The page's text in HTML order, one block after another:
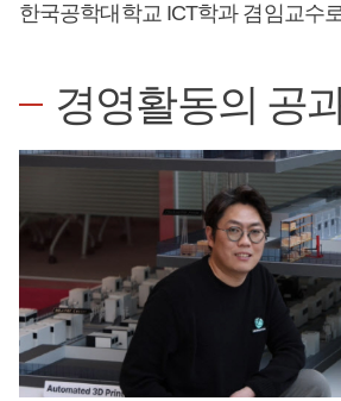
한국공학대학교 ICT학과 겸임교수
경영활동의 공